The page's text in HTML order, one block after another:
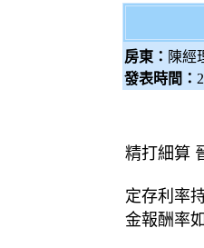
房東： 陳經
發表時間：
精打細算
定存利率
金報酬率